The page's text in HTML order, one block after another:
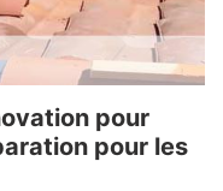
pour
pour les